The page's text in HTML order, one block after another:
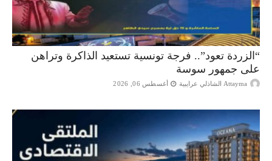
“الزردة تعود”.. فرجة تونسية تستعيد الذاكرة وتراهن
على جمهور سوسة
Attayma الشاذلي عرايبية أغسطس 06, 2026